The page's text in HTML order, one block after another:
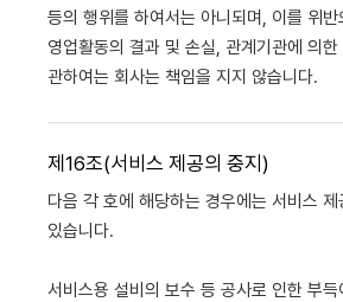
등의 행위를 하여서는 아니되며, 이를 위
영업활동의 결과 및 손실, 관계기관에 의한
관하여는 회사는 책임을 지지 않습니다.
제16조(서비스 제공의 중지)
다음 각 호에 해당하는 경우에는 서비스
있습니다.
서비스용 설비의 보수 등 공사로 인한 부득